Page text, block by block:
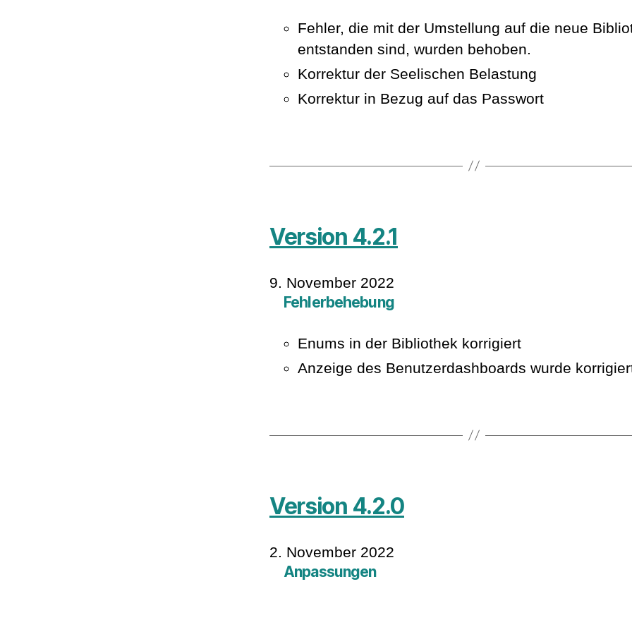
Fehler, die mit der Umstellung auf die neue
entstanden sind, wurden behoben.
Korrektur der Seelischen Belastung
Korrektur in Bezug auf das Passwort
Version 4.2.1
9. November 2022
Fehlerbehebung
Enums in der Bibliothek korrigiert
Anzeige des Benutzerdashboards wurde
Version 4.2.0
2. November 2022
Anpassungen